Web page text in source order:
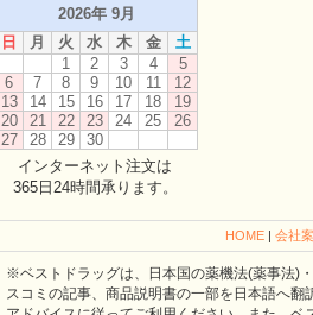
2026年 9月
日
月 火 水 木 金
土
1
2 3 4
5
6
7 8 9 10 11
12
13
14 15 16 17 18
19
20
21 22 23 24 25
26
27
28 29
30
インターネット注文は
365日24時間承ります。
HOME | 会社
※ベストドラッグは、日本国の薬機法(薬事法)
スコミの記事、商品説明書の一部を日本語へ